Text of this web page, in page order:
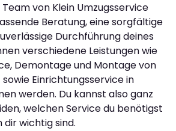
von Klein Umzugsservice
Beratung, eine sorgfältige
Durchführung deines
verschiedene Leistungen wie
Demontage und Montage von
Einrichtungsservice in
werden. Du kannst also ganz
welchen Service du benötigst
wichtig sind.